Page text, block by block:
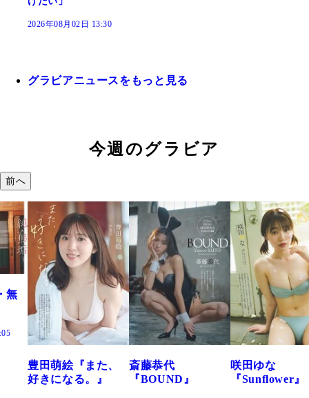
2026年08月02日 13:30
グラビアニュースをもっと見る
今週のグラビア
前へ
また、
。』
斎藤恭代
『BOUND』
咲田ゆな
『Sunflower』
藤水咲桜
だまり』